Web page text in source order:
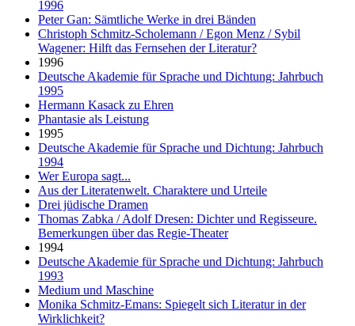
1996
Peter Gan: Sämtliche Werke in drei Bänden
Christoph Schmitz-Scholemann / Egon Menz / Sybil
Wagener: Hilft das Fernsehen der Literatur?
1996
Deutsche Akademie für Sprache und Dichtung: Jahrbuch
1995
Hermann Kasack zu Ehren
Phantasie als Leistung
1995
Deutsche Akademie für Sprache und Dichtung: Jahrbuch
1994
Wer Europa sagt...
Aus der Literatenwelt. Charaktere und Urteile
Drei jüdische Dramen
Thomas Zabka / Adolf Dresen: Dichter und Regisseure.
Bemerkungen über das Regie-Theater
1994
Deutsche Akademie für Sprache und Dichtung: Jahrbuch
1993
Medium und Maschine
Monika Schmitz-Emans: Spiegelt sich Literatur in der
Wirklichkeit?